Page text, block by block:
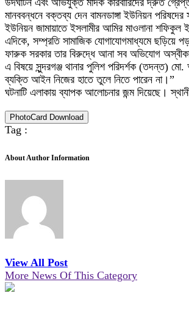
উদঘাটন এবং অভিযুক্ত মাদক কারবারিদের দ্রুত
মানববন্ধনে বক্তব্য দেন বামনডাঙ্গা ইউনিয়ন
ইউনিয়ন জামায়াতে ইসলামীর আমির মাওলানা শফিকুল
এদিকে, সম্প্রতি সামাজিক যোগাযোগমাধ্যমে ছড়িয়ে
ফারুক সরকার তার বিরুদ্ধে আনা সব অভিযোগ
এ বিষয়ে সুন্দরগঞ্জ থানার পুলিশ পরিদর্শক (তদন্ত)
ব্যক্তি আইন নিজের হাতে তুলে নিতে পারেন না।”
ঘটনাটি এলাকায় ব্যাপক আলোচনার জন্ম দিয়েছে।
PhotoCard Download
Tag :
About Author Information
View All Post
More News Of This Category